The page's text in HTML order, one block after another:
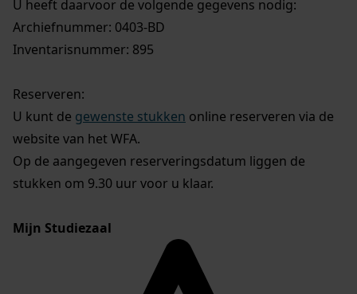
U heeft daarvoor de volgende gegevens nodig:
Archiefnummer: 0403-BD
Inventarisnummer: 895
Reserveren:
U kunt de gewenste stukken online reserveren via de
website van het WFA.
Op de aangegeven reserveringsdatum liggen de
stukken om 9.30 uur voor u klaar.
Mijn Studiezaal